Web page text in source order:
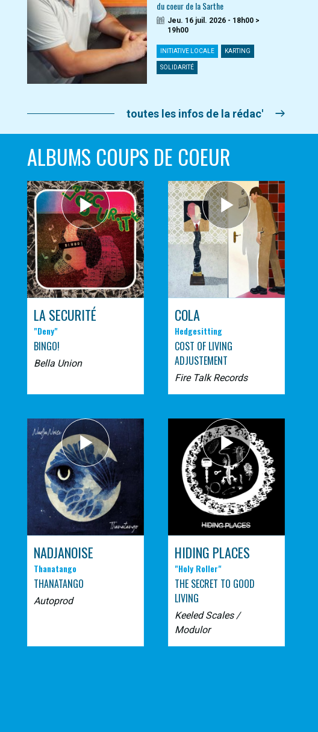
du coeur de la Sarthe
Jeu. 16 juil. 2026 - 18h00 >
19h00
INITIATIVE LOCALE KARTING
SOLIDARITÉ
toutes les infos de la rédac'
ALBUMS COUPS DE COEUR
LA SECURITÉ
"Deny"
BINGO!
Bella Union
COLA
Hedgesitting
COST OF LIVING
ADJUSTEMENT
Fire Talk Records
NADJANOISE
Thanatango
THANATANGO
Autoprod
HIDING PLACES
"Holy Roller"
THE SECRET TO GOOD
LIVING
Keeled Scales /
Modulor